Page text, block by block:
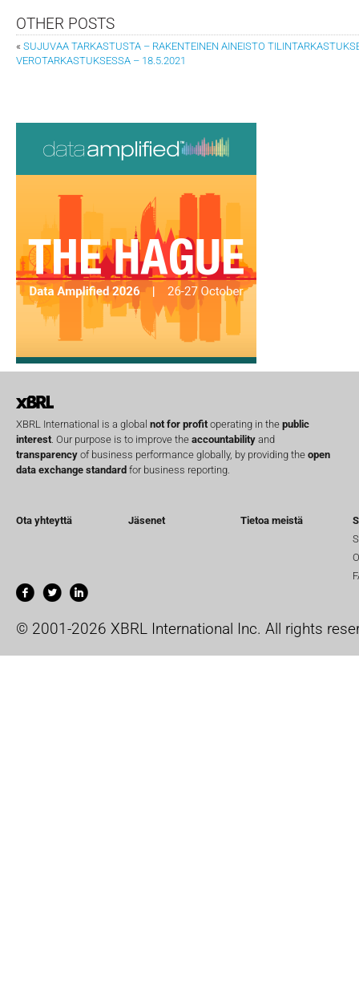
OTHER POSTS
« SUJUVAA TARKASTUSTA – RAKENTEINEN AINEISTO
VEROTARKASTUKSESSA – 18.5.2021
XBRL International is a global not for profitoperating in the public
interest. Our purpose is to improve the accountability and
transparency of business performance globally, by providing the open
data exchange standard for business reporting.
Ota yhteyttä Jäsenet Tietoa meistä
© 2001-2026 XBRL International Inc. All rights